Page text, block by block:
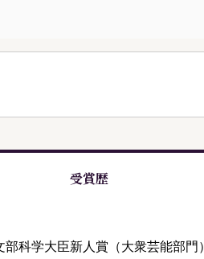
受賞歴
科学大臣新人賞（大衆芸能部門）